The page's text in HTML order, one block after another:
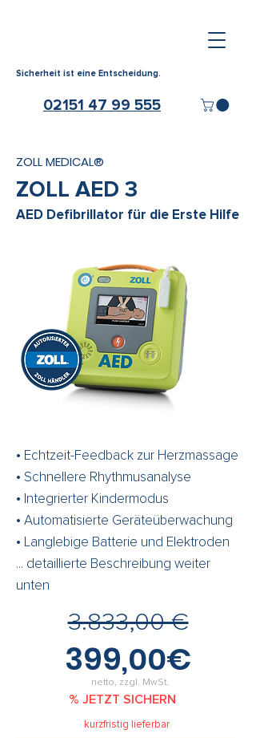
Sicherheit ist eine Entscheidung.
02151 47 99 555
ZOLL MEDICAL®
ZOLL AED 3
AED Defibrillator für die Erste Hilfe
• Echtzeit-Feedback zur Herzmassage
• Schnellere Rhythmusanalyse
• Integrierter Kindermodus
• Automatisierte Geräteüberwachung
• Langlebige Batterie und Elektroden
... detaillierte Beschreibung weiter
unten
399,00€
3.833,00 €
netto, zzgl. MwSt.
% JETZT SICHERN
kurzfristig lieferbar